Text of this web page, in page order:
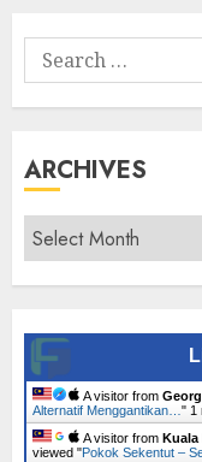
Search
for:
ARCHIVES
Archives
A visitor from
Alternatif Menggantikan… " 1
A visitor from
viewed "Pokok Sekentut –